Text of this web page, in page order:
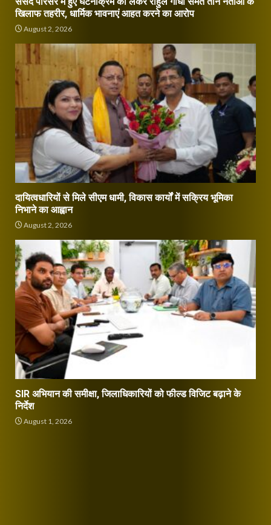
खिलाफ तहरीर, धार्मिक भावनाएं आहत करने का आरोप
August 2, 2026
दायित्वधारियों से मिले सीएम धामी, विकास कार्यों में सक्रिय भूमिका
निभाने का आह्वान
August 2, 2026
SIR अभियान की समीक्षा, जिलाधिकारियों को फील्ड विजिट बढ़ाने के
निर्देश
August 1, 2026